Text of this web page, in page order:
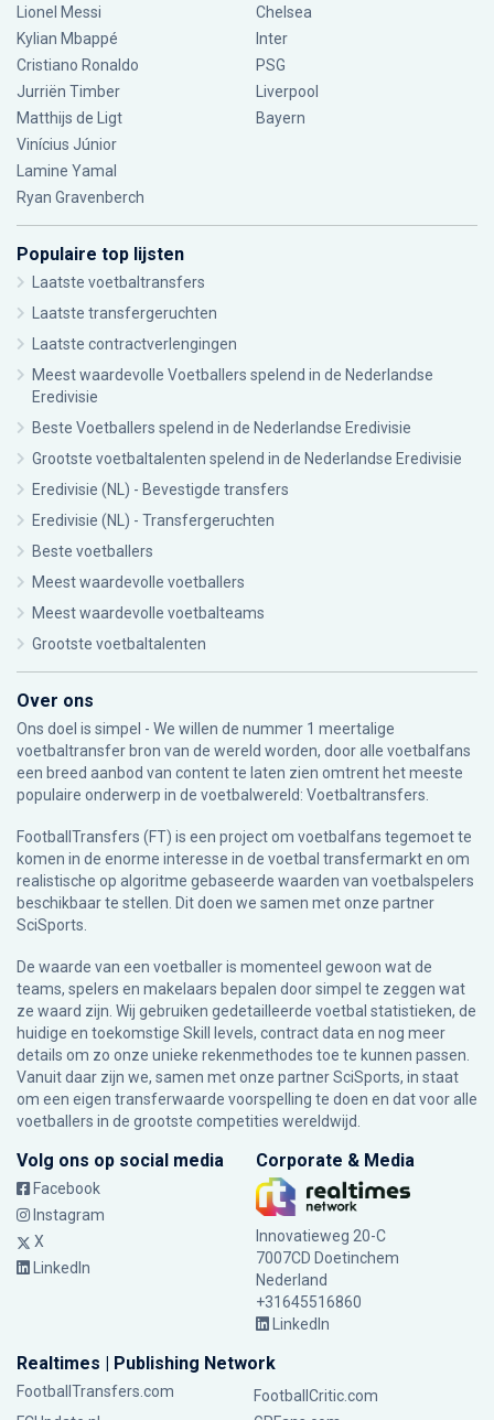
Lionel Messi
Kylian Mbappé
Cristiano Ronaldo
Jurriën Timber
Matthijs de Ligt
Vinícius Júnior
Lamine Yamal
Ryan Gravenberch
Chelsea
Inter
PSG
Liverpool
Bayern
Populaire top lijsten
Laatste voetbaltransfers
Laatste transfergeruchten
Laatste contractverlengingen
Meest waardevolle Voetballers spelend in de Nederlandse
Eredivisie
Beste Voetballers spelend in de Nederlandse Eredivisie
Grootste voetbaltalenten spelend in de Nederlandse Eredivisie
Eredivisie (NL) - Bevestigde transfers
Eredivisie (NL) - Transfergeruchten
Beste voetballers
Meest waardevolle voetballers
Meest waardevolle voetbalteams
Grootste voetbaltalenten
Over ons
Ons doel is simpel - We willen de nummer 1 meertalige
voetbaltransfer bron van de wereld worden, door alle voetbalfans
een breed aanbod van content te laten zien omtrent het meeste
populaire onderwerp in de voetbalwereld: Voetbaltransfers.
FootballTransfers (FT) is een project om voetbalfans tegemoet te
komen in de enorme interesse in de voetbal transfermarkt en om
realistische op algoritme gebaseerde waarden van voetbalspelers
beschikbaar te stellen. Dit doen we samen met onze partner
SciSports
De waarde van een voetballer is momenteel gewoon wat de
teams, spelers en makelaars bepalen door simpel te zeggen wat
ze waard zijn. Wij gebruiken gedetailleerde voetbal statistieken, de
huidige en toekomstige Skill levels, contract data en nog meer
details om zo onze unieke rekenmethodes toe te kunnen passen.
Vanuit daar zijn we, samen met onze partner SciSports, in staat
om een eigen transferwaarde voorspelling te doen en dat voor alle
voetballers in de grootste competities wereldwijd.
Volg ons op social media
Facebook
Instagram
X
LinkedIn
Corporate & Media
Innovatieweg 20-C
7007CD Doetinchem
Nederland
+31645516860
LinkedIn
Realtimes | Publishing Network
FootballTransfers.com
FootballCritic.com